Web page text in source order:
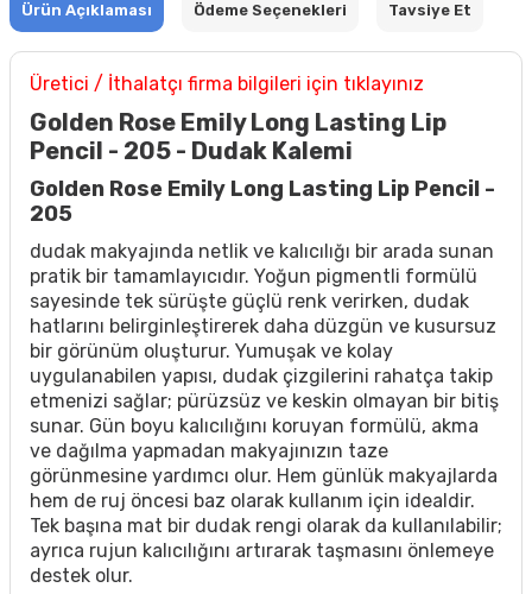
Ürün Açıklaması Ödeme Seçenekleri Tavsiye Et
Üretici / İthalatçı firma bilgileri için tıklayınız
Golden Rose Emily Long Lasting Lip
Pencil - 205 - Dudak Kalemi
Golden Rose Emily Long Lasting Lip Pencil -
205
dudak makyajında netlik ve kalıcılığı bir arada sunan
pratik bir tamamlayıcıdır. Yoğun pigmentli formülü
sayesinde tek sürüşte güçlü renk verirken, dudak
hatlarını belirginleştirerek daha düzgün ve kusursuz
bir görünüm oluşturur. Yumuşak ve kolay
uygulanabilen yapısı, dudak çizgilerini rahatça takip
etmenizi sağlar; pürüzsüz ve keskin olmayan bir bitiş
sunar. Gün boyu kalıcılığını koruyan formülü, akma
ve dağılma yapmadan makyajınızın taze
görünmesine yardımcı olur. Hem günlük makyajlarda
hem de ruj öncesi baz olarak kullanım için idealdir.
Tek başına mat bir dudak rengi olarak da kullanılabilir;
ayrıca rujun kalıcılığını artırarak taşmasını önlemeye
destek olur.